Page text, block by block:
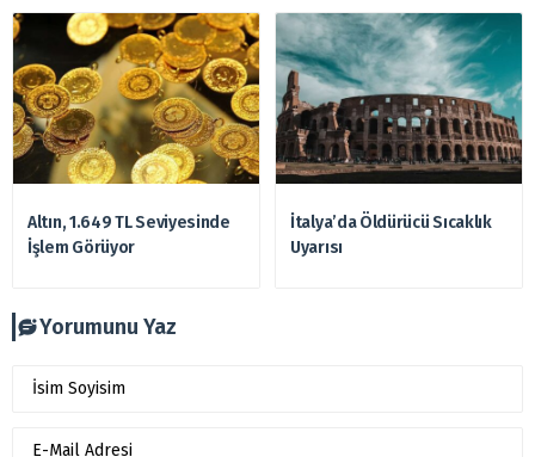
Altın, 1.649 TL Seviyesinde
İşlem Görüyor
İtalya’da Öldürücü Sıcaklık
Uyarısı
Yorumunu Yaz